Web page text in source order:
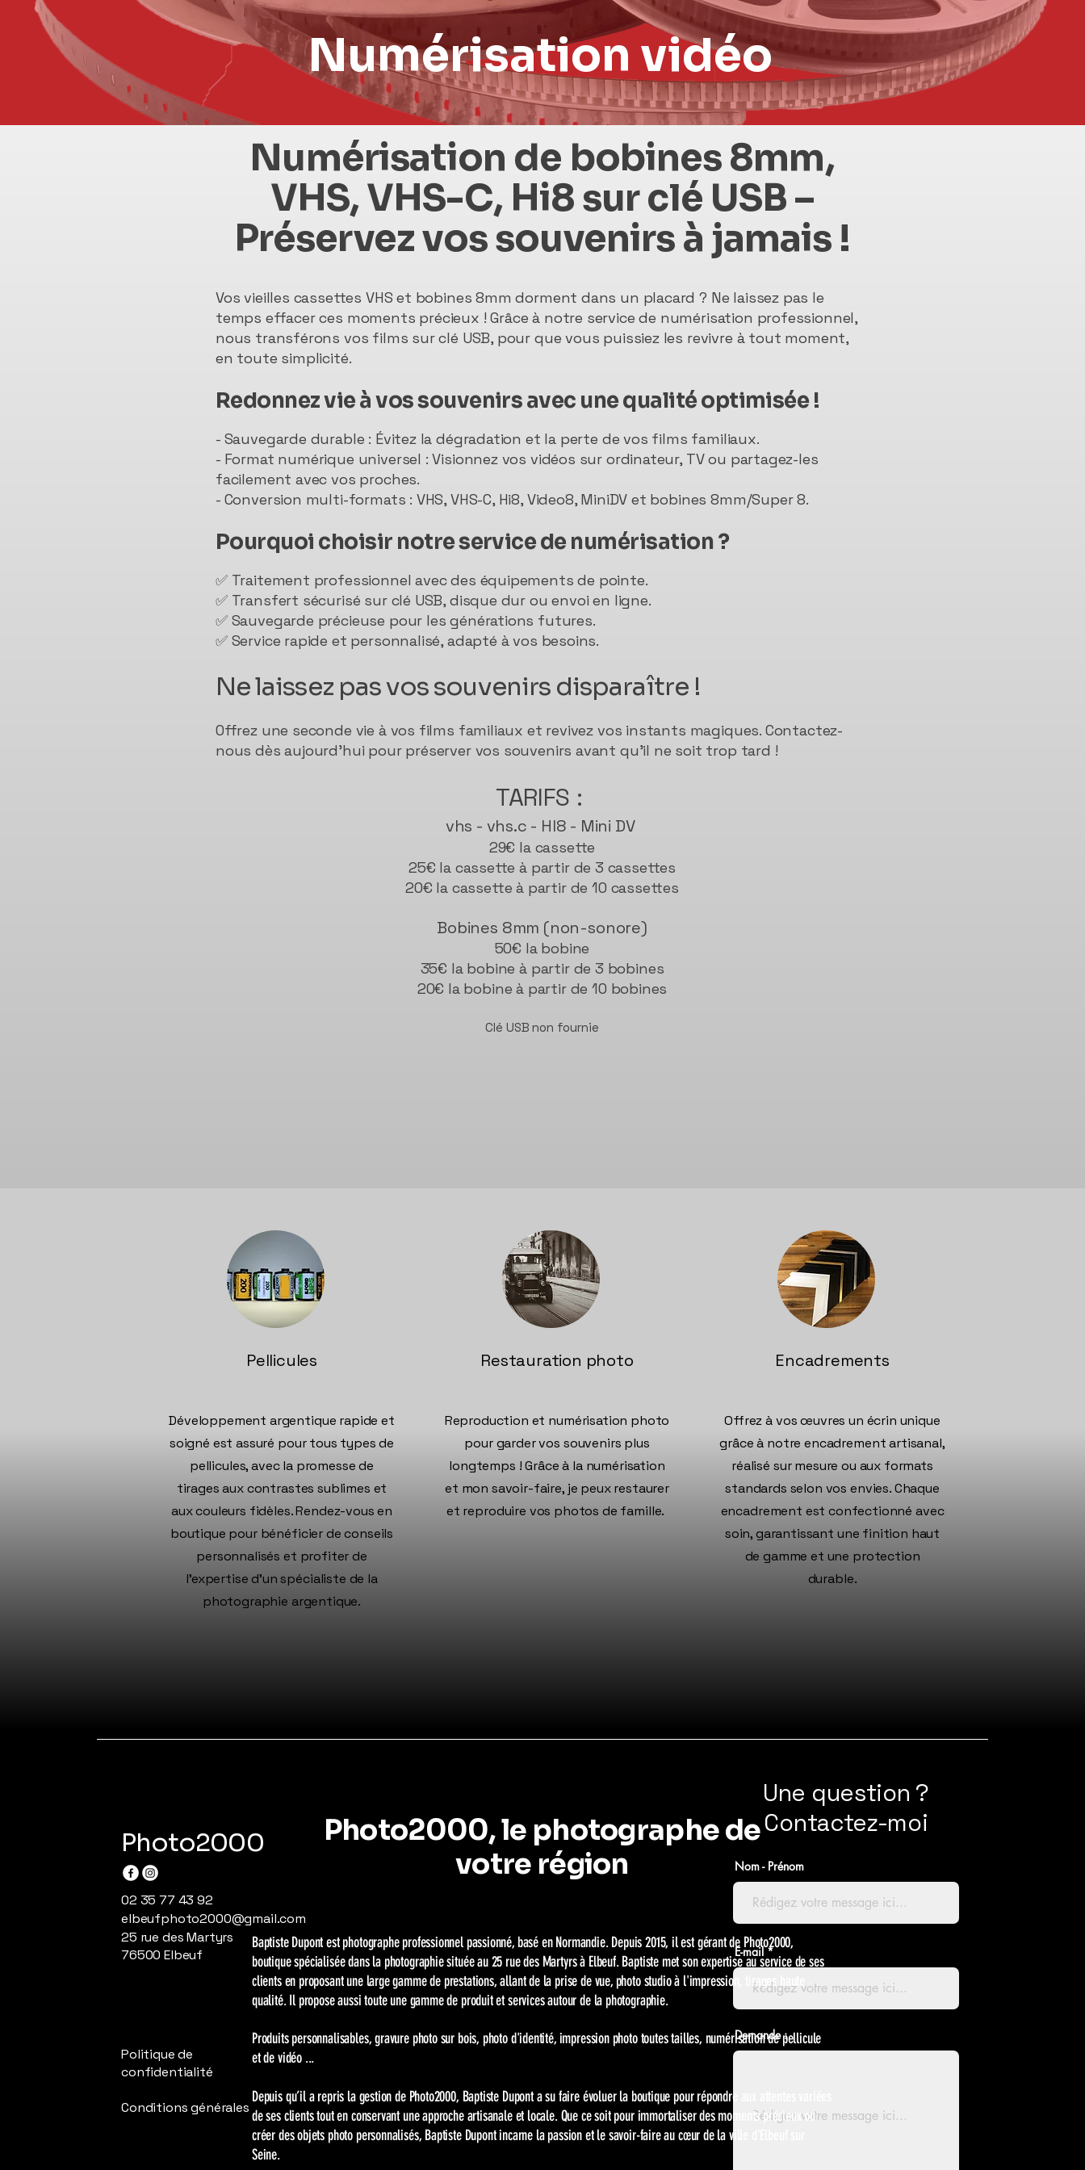
Numérisation vidéo
Numérisation de bobines 8mm,
VHS, VHS-C, Hi8 sur clé USB –
Préservez vos souvenirs à jamais !
Vos vieilles cassettes VHS et bobines 8mm dorment dans un placard ? Ne laissez pas le
temps effacer ces moments précieux ! Grâce à notre service de numérisation professionnel,
nous transférons vos films sur clé USB, pour que vous puissiez les revivre à tout moment,
en toute simplicité.
Redonnez vie à vos souvenirs avec une qualité optimisée !
- Sauvegarde durable : Évitez la dégradation et la perte de vos films familiaux.
- Format numérique universel : Visionnez vos vidéos sur ordinateur, TV ou partagez-les
facilement avec vos proches.
- Conversion multi-formats : VHS, VHS-C, Hi8, Video8, MiniDV et bobines 8mm/Super 8.
Pourquoi choisir notre service de numérisation ?
✅ Traitement professionnel avec des équipements de pointe.
✅ Transfert sécurisé sur clé USB, disque dur ou envoi en ligne.
✅ Sauvegarde précieuse pour les générations futures.
✅ Service rapide et personnalisé, adapté à vos besoins.
Ne laissez pas vos souvenirs disparaître !
Offrez une seconde vie à vos films familiaux et revivez vos instants magiques. Contactez-
nous dès aujourd’hui pour préserver vos souvenirs avant qu’il ne soit trop tard !
TARIFS :
vhs - vhs.c - HI8 - Mini DV ​
29€ la cassette
25€ la cassette à partir de 3 cassettes
20€ la cassette à partir de 10 cassettes
Bobines 8mm (non-sonore)
50€ la bobine
35€ la bobine à partir de 3 bobines
20€ la bobine à partir de 10 bobines
Clé USB non fournie
Pellicules
Développement argentique rapide et
soigné est assuré pour tous types de
pellicules, avec la promesse de
tirages aux contrastes sublimes et
aux couleurs fidèles. Rendez-vous en
boutique pour bénéficier de conseils
personnalisés et profiter de
l’expertise d’un spécialiste de la
photographie argentique.
Restauration photo
Reproduction et numérisation photo
pour garder vos souvenirs plus
longtemps ! Grâce à la numérisation
et mon savoir-faire, je peux restaurer
et reproduire vos photos de famille.
Encadrements
Offrez à vos œuvres un écrin unique
grâce à notre encadrement artisanal,
réalisé sur mesure ou aux formats
standards selon vos envies. Chaque
encadrement est confectionné avec
soin, garantissant une finition haut
de gamme et une protection
durable.
Photo2000
02 35 77 43 92
elbeufphoto2000@gmail.com
25 rue des Martyrs
76500 Elbeuf
Politique de
confidentialité
Conditions générales
Une question ?
Contactez-moi
Nom - Prénom
E-mail
Demande :
Baptiste Dupont est photographe professionnel passionné, basé en Normandie. Depuis 2015, il est gérant de Photo2000,
boutique spécialisée dans la photographie située au 25 rue des Martyrs à Elbeuf. Baptiste met son expertise au service de ses
clients en proposant une large gamme de prestations, allant de la prise de vue, photo studio à l'impression, tirages haute
qualité. Il propose aussi toute une gamme de produit et services autour de la photographie.
Produits personnalisables, gravure photo sur bois, photo d'identité, impression photo toutes tailles, numérisation de pellicule
et de vidéo ...
Depuis qu’il a repris la gestion de Photo2000, Baptiste Dupont a su faire évoluer la boutique pour répondre aux attentes variées
de ses clients tout en conservant une approche artisanale et locale. Que ce soit pour immortaliser des moments précieux ou
créer des objets photo personnalisés, Baptiste Dupont incarne la passion et le savoir-faire au cœur de la ville d'Elbeuf sur
Seine.
Photo2000, le photographe de
votre région